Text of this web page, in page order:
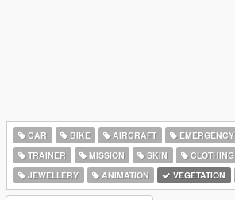
CAR BIKE AIRCRAFT EMERGENCY
TRAINER
MISSION SKIN CLOTHING
JEWELLERY
ANIMATION VEGETATION